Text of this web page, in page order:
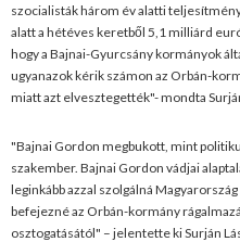
szocialisták három év alatti
alatt a hétéves keretből 5,1 milliárd
hogy a Bajnai-Gyurcsány kormányok
ugyanazok kérik számon az Orbán-
miatt azt elvesztegették"- mondta
"Bajnai Gordon megbukott, mint
szakember. Bajnai Gordon vádjai
leginkább azzal szolgálná
befejezné az Orbán-kormány
osztogatásától" – jelentette ki Surján